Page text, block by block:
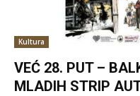
Kultura
VEĆ 28. PUT –
MLADIH STRIP